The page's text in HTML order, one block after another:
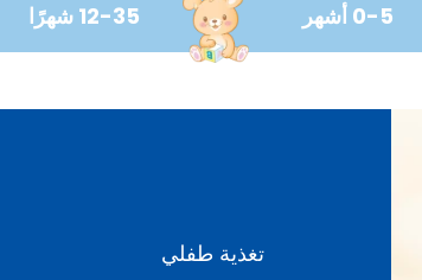
0-5 أشهر 12-35 شهرًا
تغذية طفلي